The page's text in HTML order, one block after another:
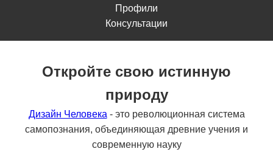
Профили
Консультации
Откройте свою истинную
природу
Дизайн Человека - это революционная система
самопознания, объединяющая древние учения и
современную науку